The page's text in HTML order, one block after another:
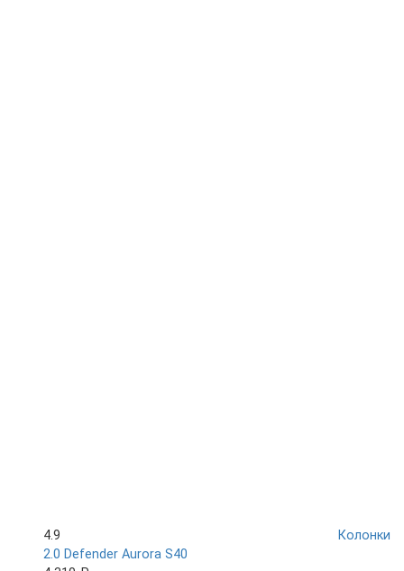
4.9
Колонки
2.0 Defender Aurora S40